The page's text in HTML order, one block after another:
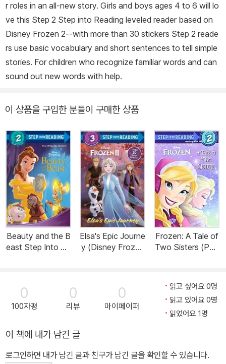
r roles in an all-new story. Girls and boys ages 4 to 6 will lo
ve this Step 2 Step into Reading leveled reader based on
Disney Frozen 2--with more than 30 stickers Step 2 reade
rs use basic vocabulary and short sentences to tell simple
stories. For children who recognize familiar words and can
sound out new words with help.
이 상품을 구입한 분들이 구매한 상품
Beauty and the B
east Step Into Re
Elsa's Epic Journe
y (Disney Frozen
Frozen: A Tale of
Two Sisters (Pap
0
100자평
0
리뷰
0
마이페이퍼
읽고 싶어요 0명
읽고 있어요 0명
읽었어요 1명
이 책에 내가 남긴 글
로그인하면 내가 남긴 글과 친구가 남긴 글을 확인할 수 있습니다.